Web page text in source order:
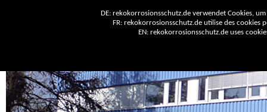
DE: rekokorrosionsschutz.de verwendet Cookies,
FR: rekokorrosionsschutz.de utilise des cookies
EN: rekokorrosionsschutz.de uses